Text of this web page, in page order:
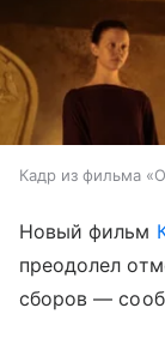
Кадр из фильма
Новый фильм
преодолел
сборов —